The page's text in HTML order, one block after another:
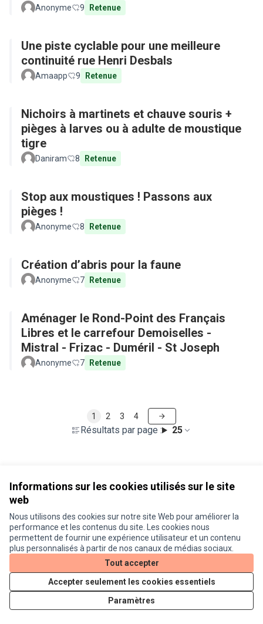
Informations sur les cookies utilisés sur le site
web
Nous utilisons des cookies sur notre site Web pour améliorer la
performance et les contenus du site. Les cookies nous
permettent de fournir une expérience utilisateur et un contenu
plus personnalisés à partir de nos canaux de médias sociaux.
Tout accepter
Accepter seulement les cookies essentiels
Paramètres
Anonyme 9 Retenue
Une piste cyclable pour une meilleure
continuité rue Henri Desbals
Amaapp 9 Retenue
Nichoirs à martinets et chauve souris +
pièges à larves ou à adulte de moustique
tigre
Daniram 8 Retenue
Stop aux moustiques ! Passons aux
pièges !
Anonyme 8 Retenue
Création d’abris pour la faune
Anonyme 7 Retenue
Aménager le Rond-Point des Français
Libres et le carrefour Demoiselles -
Mistral - Frizac - Duméril - St Joseph
Anonyme 7 Retenue
Résultats par page : 25
1 2 3 4
Conditions d'utilisation
Paramètres des cookies
Je participe ! sur X
(Lien externe)
Je participe ! sur Facebook
Je participe ! sur Instagram
Site réalisé grâce aulogiciel libre Decidim .
Licence
(Lien